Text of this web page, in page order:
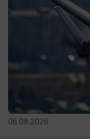
06.08.2026